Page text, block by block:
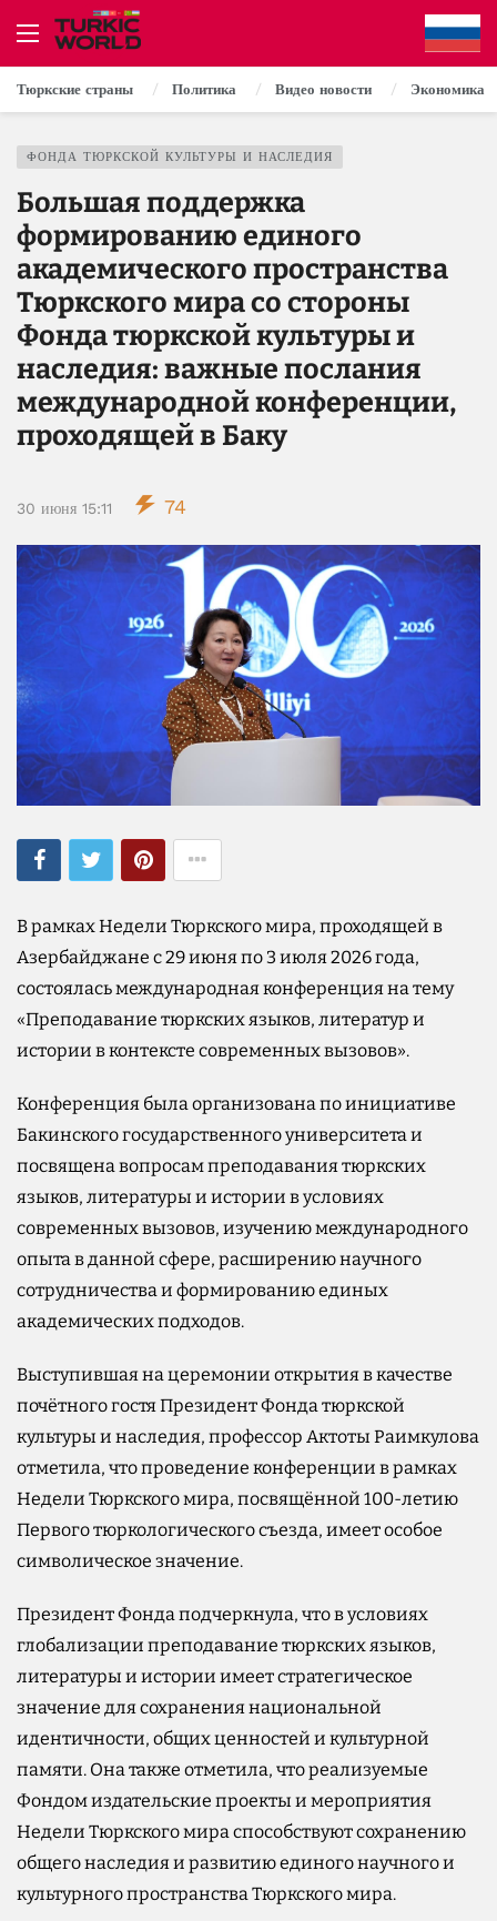
Тюркские страны Политика Видео новости Экономика
ФОНДА ТЮРКСКОЙ КУЛЬТУРЫ И НАСЛЕДИЯ
Большая поддержка
формированию единого
академического пространства
Тюркского мира со стороны
Фонда тюркской культуры и
наследия: важные послания
международной конференции,
проходящей в Баку
30 июня 15:11 74
В рамках Недели Тюркского мира, проходящей в
Азербайджане с 29 июня по 3 июля 2026 года,
состоялась международная конференция на тему
«Преподавание тюркских языков, литератур и
истории в контексте современных вызовов».
Конференция была организована по инициативе
Бакинского государственного университета и
посвящена вопросам преподавания тюркских
языков, литературы и истории в условиях
современных вызовов, изучению международного
опыта в данной сфере, расширению научного
сотрудничества и формированию единых
академических подходов.
Выступившая на церемонии открытия в качестве
почётного гостя Президент Фонда тюркской
культуры и наследия, профессор Актоты Раимкулова
отметила, что проведение конференции в рамках
Недели Тюркского мира, посвящённой 100-летию
Первого тюркологического съезда, имеет особое
символическое значение.
Президент Фонда подчеркнула, что в условиях
глобализации преподавание тюркских языков,
литературы и истории имеет стратегическое
значение для сохранения национальной
идентичности, общих ценностей и культурной
памяти. Она также отметила, что реализуемые
Фондом издательские проекты и мероприятия
Недели Тюркского мира способствуют сохранению
общего наследия и развитию единого научного и
культурного пространства Тюркского мира.